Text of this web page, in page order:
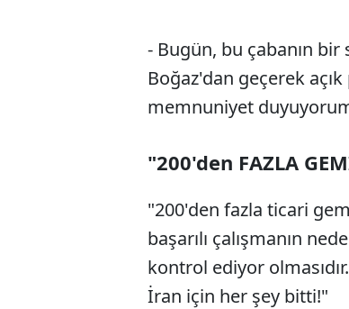
- Bugün, bu çabanın
Boğaz'dan geçerek
memnuniyet
"200'den FAZLA
"200'den fazla ticari
başarılı çalışmanın
kontrol ediyor
İran için her şey bitti!"